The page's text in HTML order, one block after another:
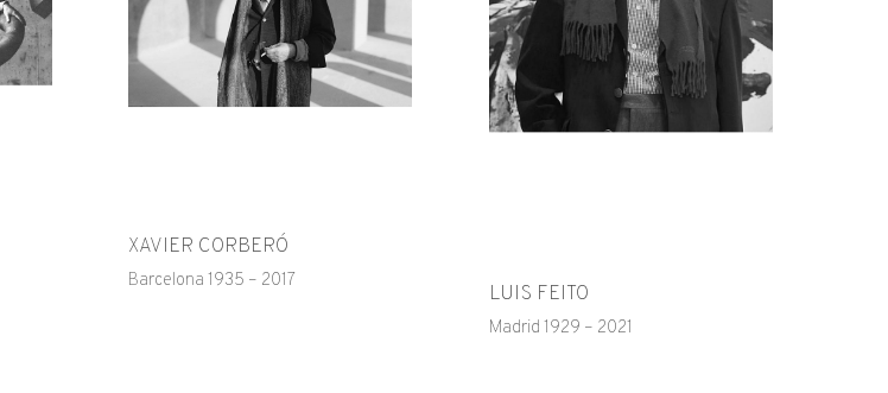
XAVIER CORBERÓ
Barcelona 1935 – 2017
LUIS FEITO
Madrid 1929 – 2021